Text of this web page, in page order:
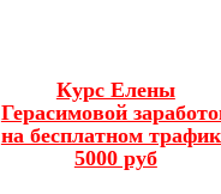
Курс Елены
Герасимовой
на бесплатном
5000 руб